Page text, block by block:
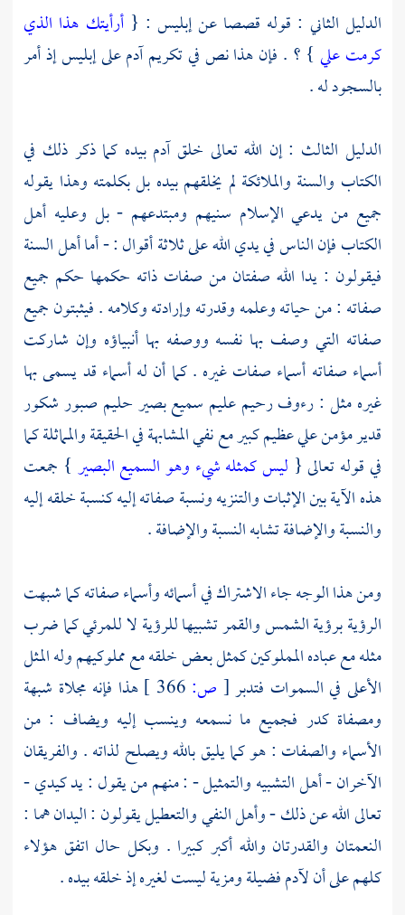
الدليل الثاني : قوله قصصا عن إبليس : {أرأيتك هذا الذي
كرمت علي } ؟ . فإن هذا نص في تكريمآدمعلى إبليس إذ أمر
بالسجود له .
الدليل الثالث : إن الله تعالى خلقآدمبيده كما ذكر ذلك في
الكتاب والسنة والملائكة لم يخلقهم بيده بل بكلمته وهذا يقوله
جميع من يدعي الإسلام سنيهم ومبتدعهم - بل وعليه أهل
الكتابفإن الناس في يدي الله على ثلاثة أقوال : - أماأهل السنة
فيقولون : يدا الله صفتان من صفات ذاته حكمها حكم جميع
صفاته : من حياته وعلمه وقدرته وإرادته وكلامه . فيثبتون جميع
صفاته التي وصف بها نفسه ووصفه بها أنبياؤه وإن شاركت
أسماء صفاته أسماء صفات غيره . كما أن له أسماء قد يسمى بها
غيره مثل : رءوف رحيم عليم سميع بصير حليم صبور شكور
قدير مؤمن علي عظيم كبير مع نفي المشابهة في الحقيقة والمماثلة كما
في قوله تعالى { ليس كمثله شيء وهو السميع البصير } جمعت
هذه الآية بين الإثبات والتنزيه ونسبة صفاته إليه كنسبة خلقه إليه
والنسبة والإضافة تشابه النسبة والإضافة .
ومن هذا الوجه جاء الاشتراك في أسمائه وأسماء صفاته كما شبهت
الرؤية برؤية الشمس والقمر تشبيها للرؤية لا للمرئي كما ضرب
مثله مع عباده المملوكين كمثل بعض خلقه مع مملوكيهم وله المثل
الأعلى في السموات فتدبر[ ص:
هذا فإنه مجلاة شبهة
ومصفاة كدر فجميع ما نسمعه وينسب إليه ويضاف : من
الأسماء والصفات : هو كما يليق بالله ويصلح لذاته . والفريقان
الآخران - أهل التشبيه والتمثيل - : منهم من يقول : يد كيدي -
تعالى الله عن ذلك - وأهل النفي والتعطيل يقولون : اليدان هما :
النعمتان والقدرتان والله أكبر كبيرا . وبكل حال اتفق هؤلاء
كلهم على أنلآدمفضيلة ومزية ليست لغيره إذ خلقه بيده .